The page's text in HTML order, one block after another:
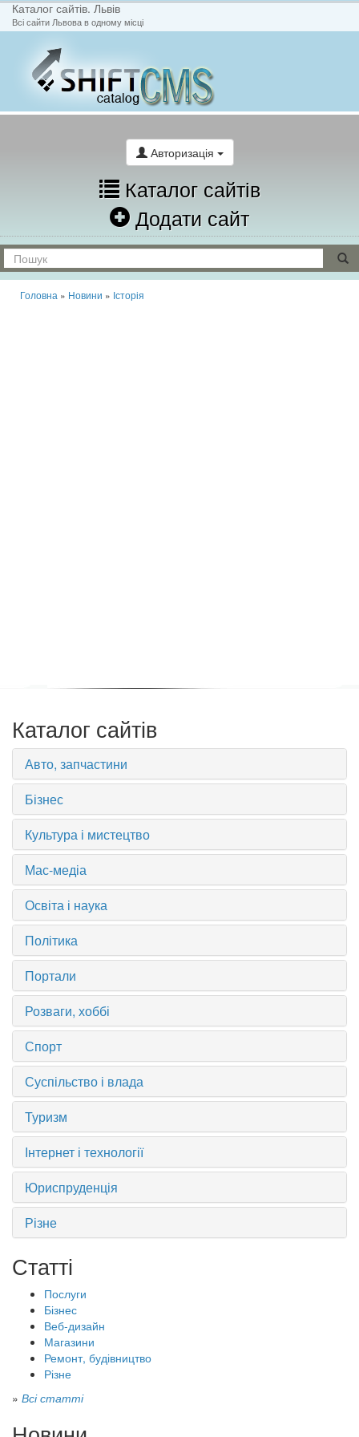
Каталог сайтів. Львів
Всі сайти Львова в одному місці
Авторизація
Каталог сайтів
Додати сайт
Головна » Новини » Історія
Каталог сайтів
Авто, запчастини
Бізнес
Культура і мистецтво
Мас-медіа
Освіта і наука
Політика
Портали
Розваги, хоббі
Спорт
Суспільство і влада
Туризм
Інтернет і технології
Юриспруденція
Різне
Статті
Послуги
Бізнес
Веб-дизайн
Магазини
Ремонт, будівництво
Різне
» Всі статті